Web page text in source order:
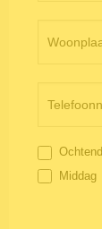
Ochtend
Middag